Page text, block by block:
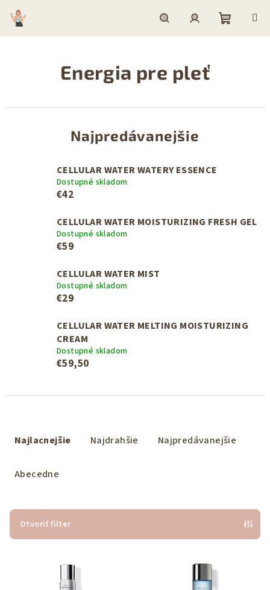
obsah
HľadaťPrihlásenie
Energia pre pleť
Najpredávanejšie
CELLULAR WATER WATERY ESSENCE
Dostupné skladom
€42
CELLULAR WATER MOISTURIZING FRESH GEL
Dostupné skladom
€59
CELLULAR WATER MIST
Dostupné skladom
€29
CELLULAR WATER MELTING MOISTURIZING
CREAM
Dostupné skladom
€59,50
p
Najlacnejšie Najdrahšie Najpredávanejšie
Abecedne
Otvoriť filter